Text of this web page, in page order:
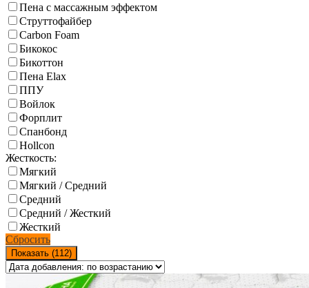
Пена с массажным эффектом
Струттофайбер
Carbon Foam
Бикокос
Бикоттон
Пена Elax
ППУ
Войлок
Форплит
Спанбонд
Hollcon
Жесткость:
Мягкий
Мягкий / Средний
Средний
Средний / Жесткий
Жесткий
Сбросить
Показать (112)